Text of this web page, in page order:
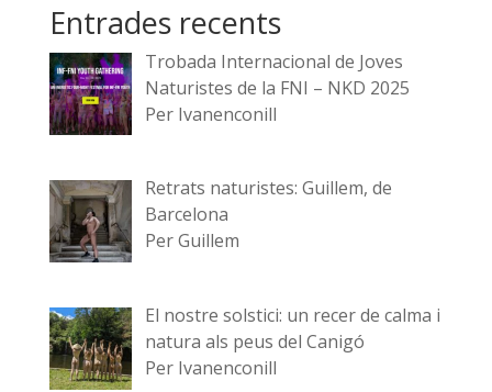
Entrades recents
Trobada Internacional de Joves
Naturistes de la FNI – NKD 2025
Per Ivanenconill
Retrats naturistes: Guillem, de
Barcelona
Per Guillem
El nostre solstici: un recer de calma i
natura als peus del Canigó
Per Ivanenconill